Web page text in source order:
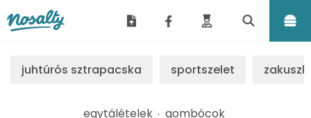
juhtúrós sztrapacska sportszelet
egytálételek gombócok